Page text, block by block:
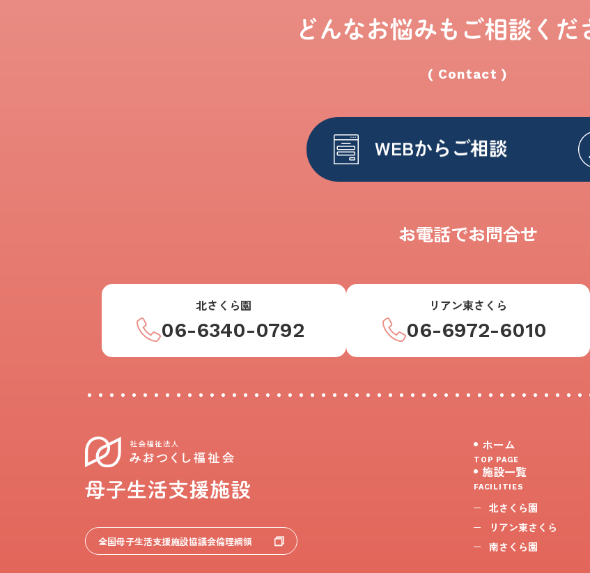
( Contact )
WEBからご相談
お電話でお問合せ
北さくら園
06-6340-0792
リアン東さくら
06-6972-6010
全国母子生活支援施設協議会倫理綱領
ホーム
TOP PAGE
施設一覧
FACILITIES
北さくら園
リアン東さくら
南さくら園